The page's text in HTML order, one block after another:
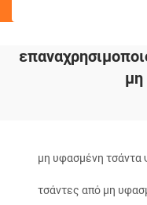
μη
μη υφασμένη τσάντα
τσάντες από μη